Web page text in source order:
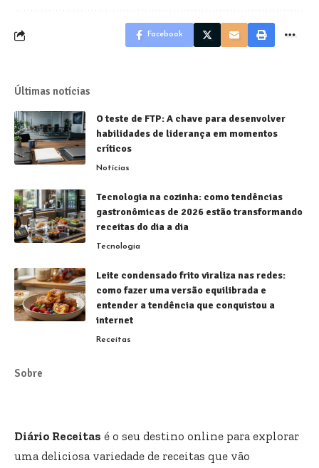
Facebook
Últimas notícias
O teste de FTP: A chave para desenvolver
habilidades de liderança em momentos
críticos
Notícias
Tecnologia na cozinha: como tendências
gastronômicas de 2026 estão transformando
receitas do dia a dia
Tecnologia
Leite condensado frito viraliza nas redes:
como fazer uma versão equilibrada e
entender a tendência que conquistou a
internet
Receitas
Sobre
Diário Receitas é o seu destino online para explorar
uma deliciosa variedade de receitas que vão